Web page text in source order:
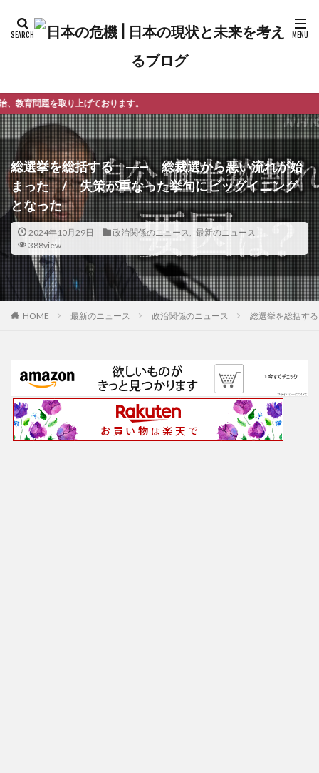
ります。
総選挙を総括する ―— 総裁選から悪い流れが始
まった / 失策が重なった挙句にビッグイニング
となった
2024年10月29日 政治関係のニュース
最新のニュース
388view
HOME 最新のニュース 政治関係のニュース 総選挙を総括す